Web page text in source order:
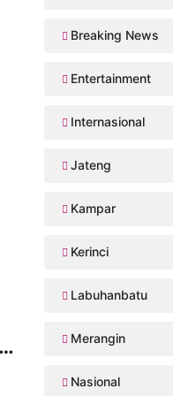
Breaking News
Entertainment
Internasional
Jateng
Kampar
Kerinci
Labuhanbatu
Merangin
Nasional